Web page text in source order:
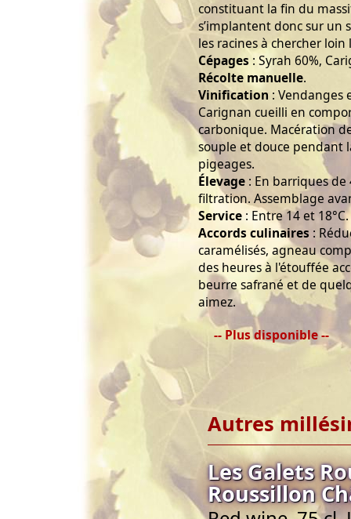
constituant la fin du
s’implantent donc sur
les racines à chercher
Cépages : Syrah 60%,
Récolte manuelle.
Vinification : Vendanges
Carignan cueilli en
carbonique. Macération
souple et douce pendant
pigeages.
Élevage : En barriques
filtration. Assemblage
Service : Entre 14 et 18°C.
Accords culinaires :
caramélisés, agneau
des heures à l'étouffée
beurre safrané et de
aimez.
-- Plus disponible --
Autres
Les Galets
Roussillon